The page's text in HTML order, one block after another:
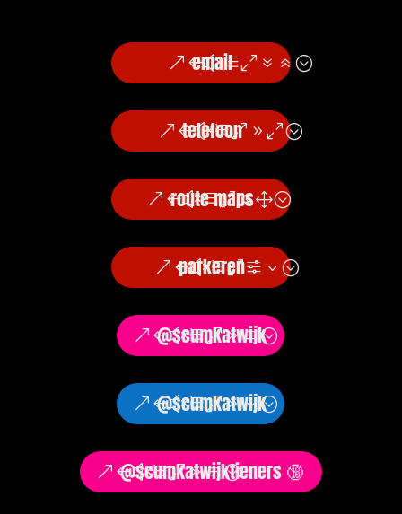
email
telefoon
route maps
parkeren
@scumkatwijk
@scumkatwijk
@scumkatwijktieners 🔞